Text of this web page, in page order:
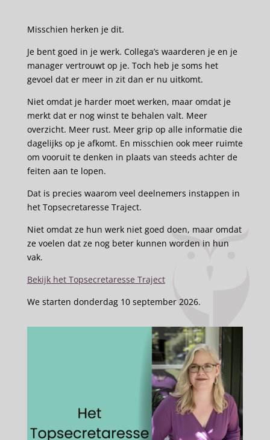
Misschien herken je dit.
Je bent goed in je werk. Collega’s waarderen je en je
manager vertrouwt op je. Toch heb je soms het
gevoel dat er meer in zit dan er nu uitkomt.
Niet omdat je harder moet werken, maar omdat je
merkt dat er nog winst te behalen valt. Meer
overzicht. Meer rust. Meer grip op alle informatie die
dagelijks op je afkomt. En misschien ook meer ruimte
om vooruit te denken in plaats van steeds achter de
feiten aan te lopen.
Dat is precies waarom veel deelnemers instappen in
het Topsecretaresse Traject.
Niet omdat ze hun werk niet goed doen, maar omdat
ze voelen dat ze nog beter kunnen worden in hun
vak.
Bekijk het Topsecretaresse Traject
We starten donderdag 10 september 2026.